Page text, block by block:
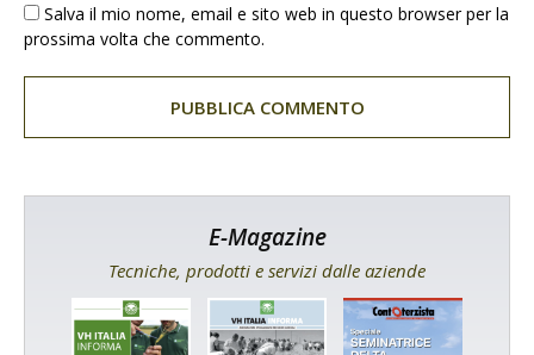
Salva il mio nome, email e sito web in questo browser per la
prossima volta che commento.
E-Magazine
Tecniche, prodotti e servizi dalle aziende